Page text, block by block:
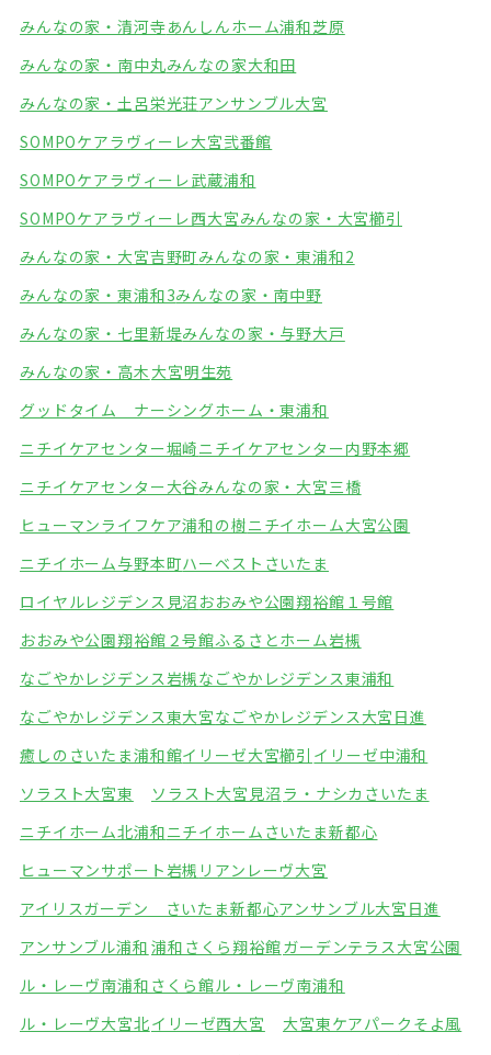
みんなの家・清河寺あんしんホーム浦和芝原
みんなの家・南中丸みんなの家大和田
みんなの家・土呂栄光荘アンサンブル大宮
SOMPOケアラヴィーレ大宮弐番館
SOMPOケアラヴィーレ武蔵浦和
SOMPOケアラヴィーレ西大宮みんなの家・大宮櫛引
みんなの家・大宮吉野町みんなの家・東浦和2
みんなの家・東浦和3みんなの家・南中野
みんなの家・七里新堤みんなの家・与野大戸
みんなの家・高木大宮明生苑
グッドタイム ナーシングホーム・東浦和
ニチイケアセンター堀崎ニチイケアセンター内野本郷
ニチイケアセンター大谷みんなの家・大宮三橋
ヒューマンライフケア浦和の樹ニチイホーム大宮公園
ニチイホーム与野本町ハーベストさいたま
ロイヤルレジデンス見沼 おおみや公園翔裕館１号館
おおみや公園翔裕館２号館ふるさとホーム岩槻
なごやかレジデンス岩槻なごやかレジデンス東浦和
なごやかレジデンス東大宮なごやかレジデンス大宮日進
癒しのさいたま浦和館イリーゼ大宮櫛引 イリーゼ中浦和
ソラスト大宮東
ソラスト大宮見沼 ラ・ナシカさいたま
ニチイホーム北浦和ニチイホームさいたま新都心
ヒューマンサポート岩槻 リアンレーヴ大宮
アイリスガーデン さいたま新都心アンサンブル大宮日進
アンサンブル浦和 浦和さくら翔裕館ガーデンテラス大宮公園
ル・レーヴ南浦和さくら館ル・レーヴ南浦和
ル・レーヴ大宮北イリーゼ西大宮
大宮東ケアパークそよ風